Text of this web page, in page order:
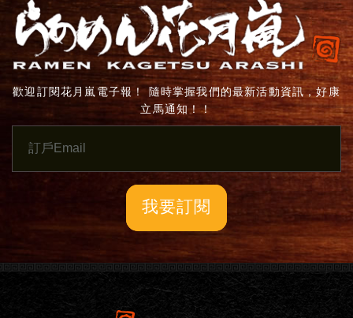
歡迎訂閱花月嵐電子報！ 隨時掌握我們的最新活動資訊，好康
立馬通知！！
我要訂閱